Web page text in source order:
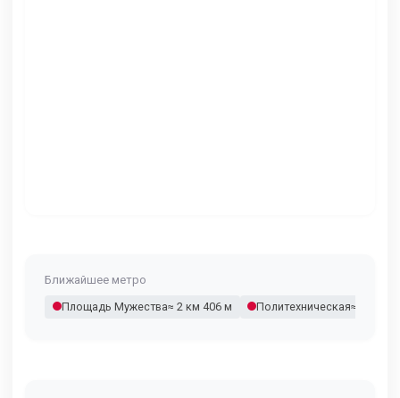
Ближайшее метро
Площадь Мужества≈ 2 км 406 м Политехническая≈ 2 км